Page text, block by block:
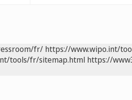
fr/ https://www.wipo.int/
tools/fr/sitemap.html https://